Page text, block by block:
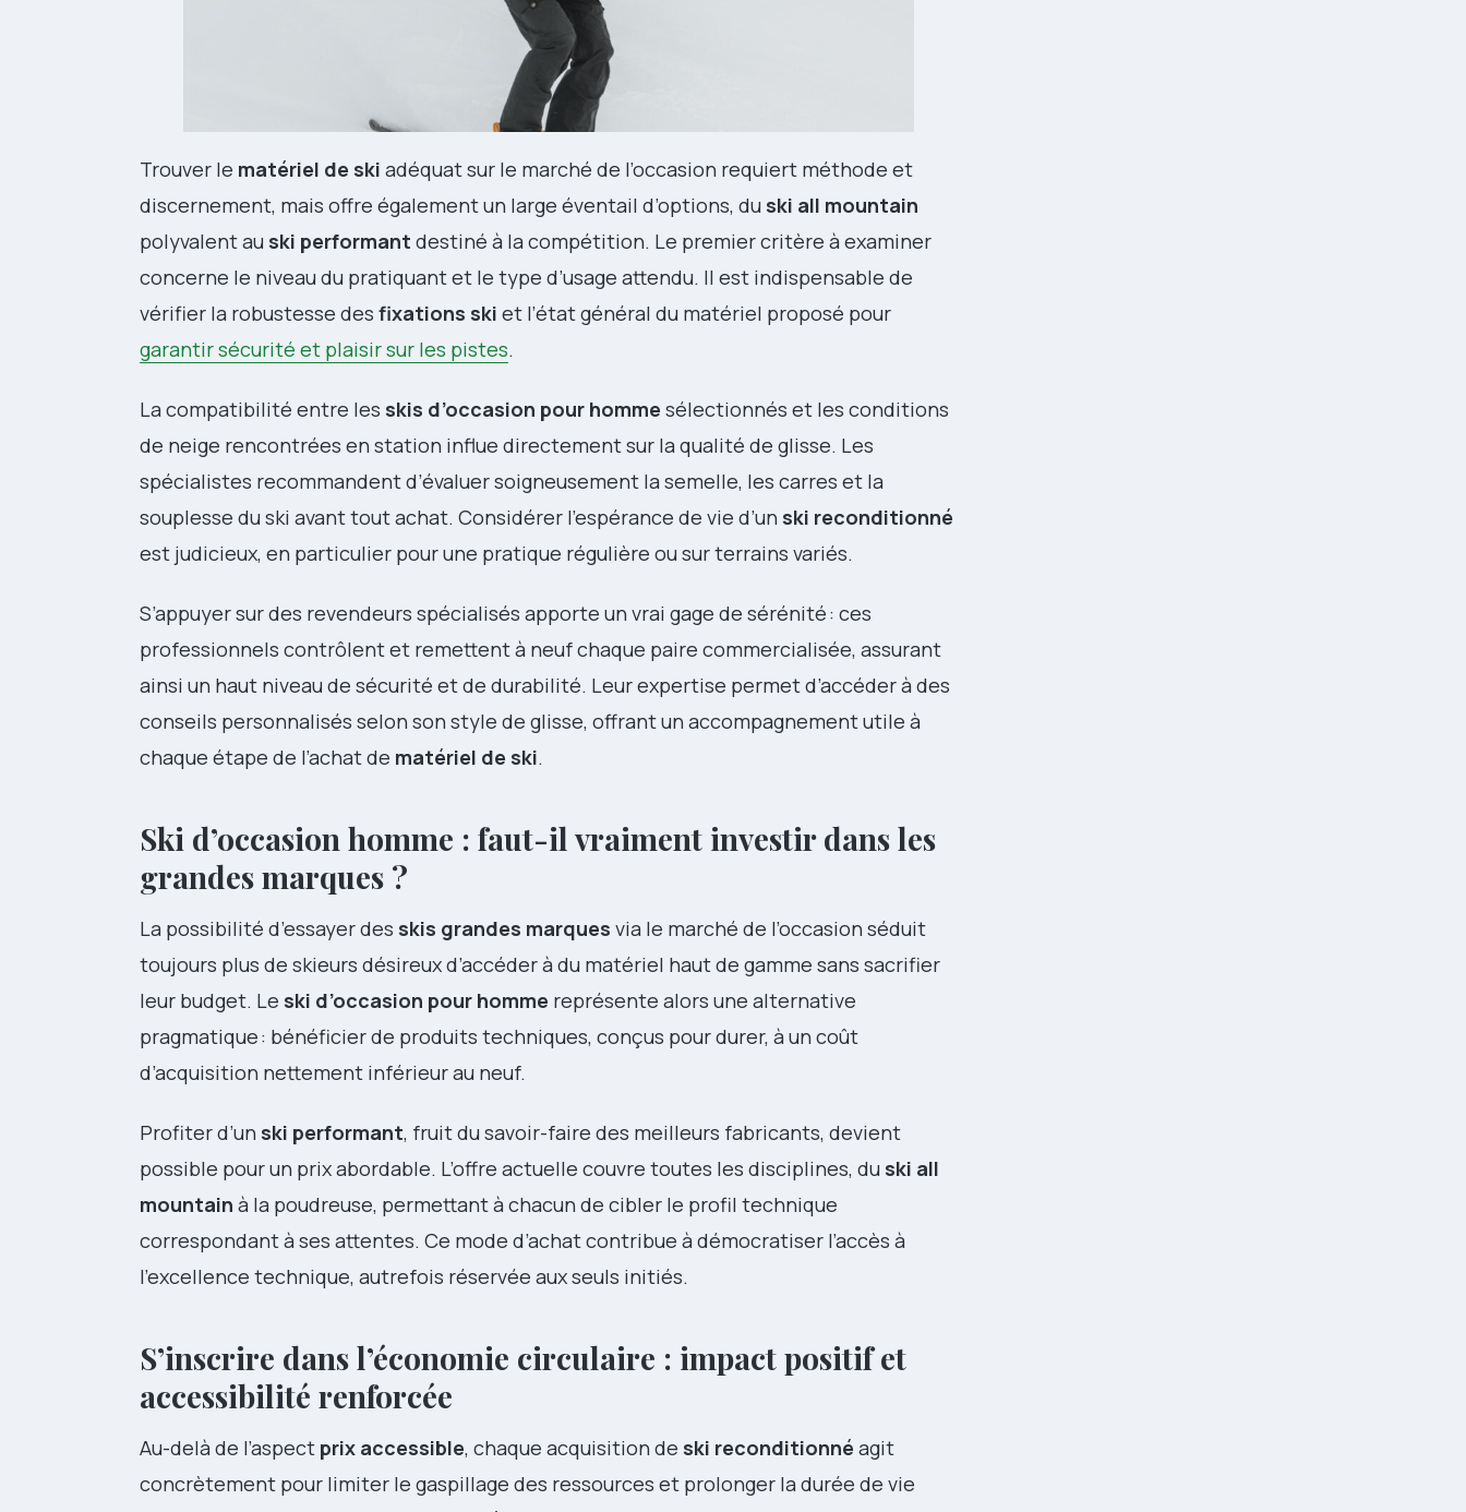
Trouver le matériel de ski adéquat sur le marché de l’occasion requiert méthode et
discernement, mais offre également un large éventail d’options, du ski all mountain
polyvalent au ski performant destiné à la compétition. Le premier critère à examiner
concerne le niveau du pratiquant et le type d’usage attendu. Il est indispensable de
vérifier la robustesse des fixations ski et l’état général du matériel proposé pour
garantir sécurité et plaisir sur les pistes.
La compatibilité entre les skis d’occasion pour homme sélectionnés et les conditions
de neige rencontrées en station influe directement sur la qualité de glisse. Les
spécialistes recommandent d’évaluer soigneusement la semelle, les carres et la
souplesse du ski avant tout achat. Considérer l’espérance de vie d’un ski reconditionné
est judicieux, en particulier pour une pratique régulière ou sur terrains variés.
S’appuyer sur des revendeurs spécialisés apporte un vrai gage de sérénité : ces
professionnels contrôlent et remettent à neuf chaque paire commercialisée, assurant
ainsi un haut niveau de sécurité et de durabilité. Leur expertise permet d’accéder à des
conseils personnalisés selon son style de glisse, offrant un accompagnement utile à
chaque étape de l’achat de matériel de ski.
Ski d’occasion homme : faut-il vraiment investir dans les
grandes marques ?
La possibilité d’essayer des skis grandes marques via le marché de l’occasion séduit
toujours plus de skieurs désireux d’accéder à du matériel haut de gamme sans sacrifier
leur budget. Le ski d’occasion pour homme représente alors une alternative
pragmatique : bénéficier de produits techniques, conçus pour durer, à un coût
d’acquisition nettement inférieur au neuf.
Profiter d’un ski performant, fruit du savoir-faire des meilleurs fabricants, devient
possible pour un prix abordable. L’offre actuelle couvre toutes les disciplines, du ski all
mountain à la poudreuse, permettant à chacun de cibler le profil technique
correspondant à ses attentes. Ce mode d’achat contribue à démocratiser l’accès à
l’excellence technique, autrefois réservée aux seuls initiés.
S’inscrire dans l’économie circulaire : impact positif et
accessibilité renforcée
Au-delà de l’aspect prix accessible, chaque acquisition de ski reconditionné agit
concrètement pour limiter le gaspillage des ressources et prolonger la durée de vie